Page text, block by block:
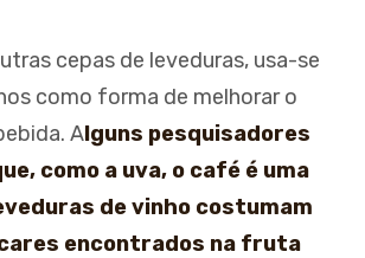
cepas de leveduras, usa-se
como forma de melhorar o
Alguns pesquisadores
como a uva, o café é uma
de vinho costumam
encontrados na fruta